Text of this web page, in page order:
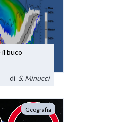
il buco
di S. Minucci
Geografia